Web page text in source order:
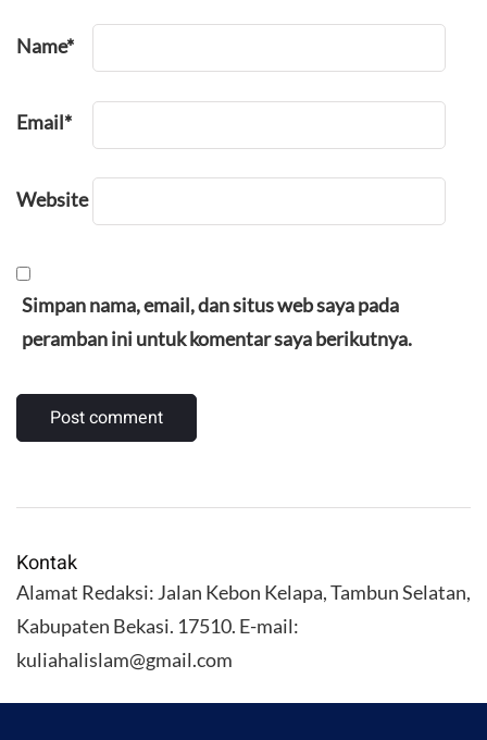
Name*
Email*
Website
Simpan nama, email, dan situs web saya pada
peramban ini untuk komentar saya berikutnya.
Kontak
Alamat Redaksi: Jalan Kebon Kelapa, Tambun Selatan,
Kabupaten Bekasi. 17510. E-mail:
kuliahalislam@gmail.com